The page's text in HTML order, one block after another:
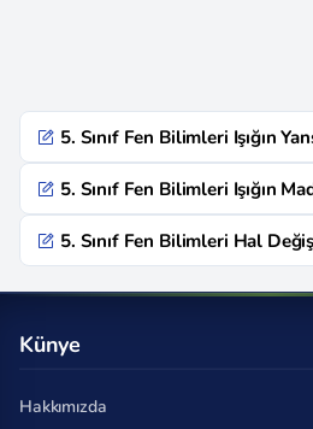
5. Sınıf Fen Bilimleri Işığın
5. Sınıf Fen Bilimleri Işığın
5. Sınıf Fen Bilimleri Hal
Künye
Hakkımızda